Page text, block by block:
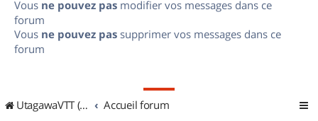
Vous ne pouvez pas modifier vos messages dans ce
forum
Vous ne pouvez pas supprimer vos messages dans ce
forum
UtagawaVTT (Randos VTT et VTTAE avec traces GPS) Accueil forum